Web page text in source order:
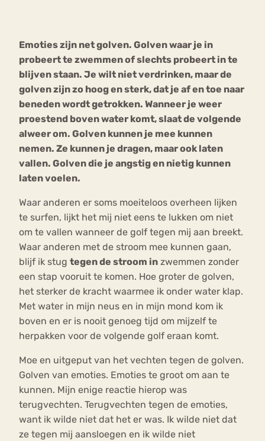
Emoties zijn net golven. Golven waar je in
probeert te zwemmen of slechts probeert in te
blijven staan. Je wilt niet verdrinken, maar de
golven zijn zo hoog en sterk, dat je af en toe naar
beneden wordt getrokken. Wanneer je weer
proestend boven water komt, slaat de volgende
alweer om. Golven kunnen je mee kunnen
nemen. Ze kunnen je dragen, maar ook laten
vallen. Golven die je angstig en nietig kunnen
laten voelen.
Waar anderen er soms moeiteloos overheen lijken
te surfen, lijkt het mij niet eens te lukken om niet
om te vallen wanneer de golf tegen mij aan breekt.
Waar anderen met de stroom mee kunnen gaan,
blijf ik stug tegen de stroom in zwemmen zonder
een stap vooruit te komen. Hoe groter de golven,
het sterker de kracht waarmee ik onder water klap.
Met water in mijn neus en in mijn mond kom ik
boven en er is nooit genoeg tijd om mijzelf te
herpakken voor de volgende golf eraan komt.
Moe en uitgeput van het vechten tegen de golven.
Golven van emoties. Emoties te groot om aan te
kunnen. Mijn enige reactie hierop was
terugvechten. Terugvechten tegen de emoties,
want ik wilde niet dat het er was. Ik wilde niet dat
ze tegen mij aansloegen en ik wilde niet
Chat
Forum
mia
Nerv
osa
Eetstoornis Anorexia Nervosa
Eetbuien Piekeren Sport
Trauma
Orthorexia
Afvallen Angst